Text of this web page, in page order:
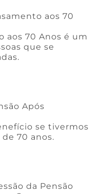
aos 70
aos 70 Anos é um
que se
Após
se tivermos
70 anos.
da Pensão